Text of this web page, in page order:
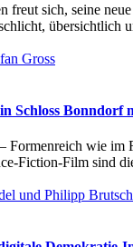
freut sich, seine
übersichtlich
Schloss Bonndorf
Formenreich wie im
Fiction-Film sind